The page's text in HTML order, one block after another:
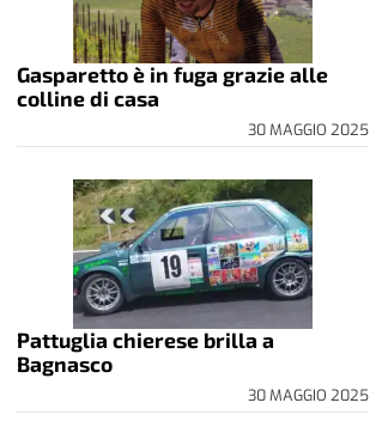
Gasparetto è in fuga grazie alle
colline di casa
30 MAGGIO 2025
Pattuglia chierese brilla a
Bagnasco
30 MAGGIO 2025